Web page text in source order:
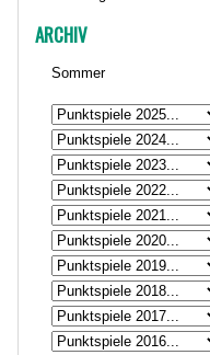
ARCHIV
Sommer